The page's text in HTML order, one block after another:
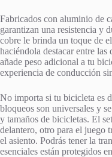
Fabricados con aluminio de
garantizan una resistencia y
cobre le brinda un toque de
haciéndola destacar entre
añade peso adicional a tu
experiencia de conducción
No importa si tu bicicleta es
bloqueos son universales y
y tamaños de bicicletas. El
delantero, otro para el juego
el asiento. Podrás tener la
esenciales están protegidos